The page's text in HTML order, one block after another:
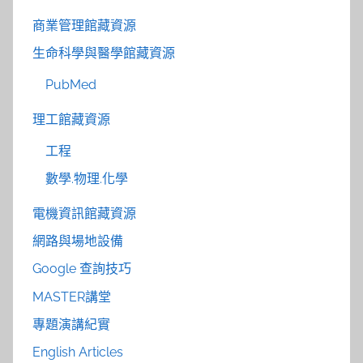
商業管理館藏資源
生命科學與醫學館藏資源
PubMed
理工館藏資源
工程
數學.物理.化學
電機資訊館藏資源
網路與場地設備
Google 查詢技巧
MASTER講堂
專題演講紀實
English Articles